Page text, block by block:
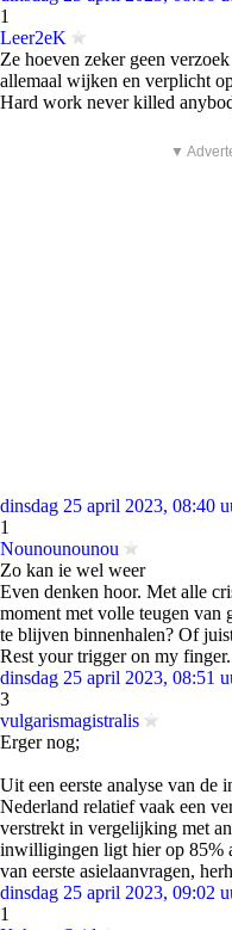
1
Leer2eK
Ze hoeven zeker geen
allemaal wijken en verplicht
Hard work never killed
▼
dinsdag 25 april 2023, 08:40
1
Nounounounou
Zo kan ie wel weer
Even denken hoor. Met alle
moment met volle teugen van
te blijven binnenhalen? Of
Rest your trigger on my
dinsdag 25 april 2023, 08:51
3
vulgarismagistralis
Erger nog;
Uit een eerste analyse van
Nederland relatief vaak een
verstrekt in vergelijking met
inwilligingen ligt hier op 85%
van eerste asielaanvragen,
dinsdag 25 april 2023, 09:02
1